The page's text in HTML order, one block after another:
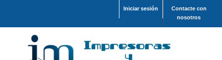
Contacte con
nosotros
Iniciar sesión